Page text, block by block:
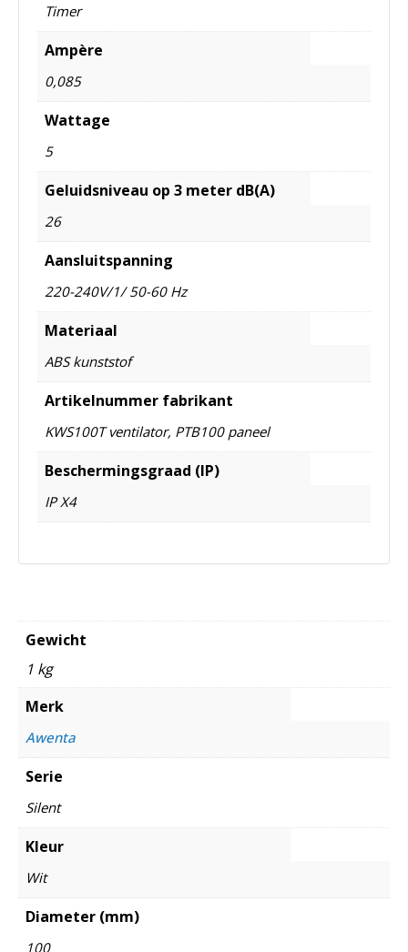
Timer
Ampère
0,085
Wattage
5
Geluidsniveau op 3 meter dB(A)
26
Aansluitspanning
220-240V/1/ 50-60 Hz
Materiaal
ABS kunststof
Artikelnummer fabrikant
KWS100T ventilator, PTB100 paneel
Beschermingsgraad (IP)
IP X4
Gewicht
1 kg
Merk
Awenta
Serie
Silent
Kleur
Wit
Diameter (mm)
100